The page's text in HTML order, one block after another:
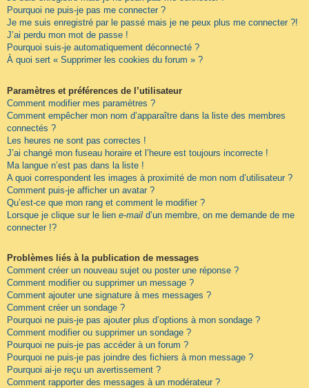
Pourquoi ne puis-je pas me connecter ?
Je me suis enregistré par le passé mais je ne peux plus me connecter ?!
J’ai perdu mon mot de passe !
Pourquoi suis-je automatiquement déconnecté ?
À quoi sert « Supprimer les cookies du forum » ?
Paramètres et préférences de l’utilisateur
Comment modifier mes paramètres ?
Comment empêcher mon nom d’apparaître dans la liste des membres
connectés ?
Les heures ne sont pas correctes !
J’ai changé mon fuseau horaire et l’heure est toujours incorrecte !
Ma langue n’est pas dans la liste !
A quoi correspondent les images à proximité de mon nom d’utilisateur ?
Comment puis-je afficher un avatar ?
Qu’est-ce que mon rang et comment le modifier ?
Lorsque je clique sur le lien e-mail d’un membre, on me demande de me
connecter !?
Problèmes liés à la publication de messages
Comment créer un nouveau sujet ou poster une réponse ?
Comment modifier ou supprimer un message ?
Comment ajouter une signature à mes messages ?
Comment créer un sondage ?
Pourquoi ne puis-je pas ajouter plus d’options à mon sondage ?
Comment modifier ou supprimer un sondage ?
Pourquoi ne puis-je pas accéder à un forum ?
Pourquoi ne puis-je pas joindre des fichiers à mon message ?
Pourquoi ai-je reçu un avertissement ?
Comment rapporter des messages à un modérateur ?